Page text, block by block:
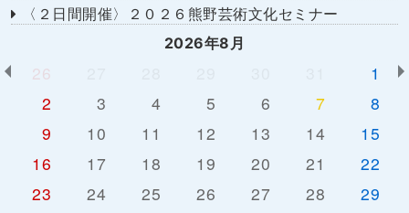
〈２日間開催〉２０２６熊野芸術文化セミナー
2026年8月
26
1
2
3 4 5 6 7
8
9
10 11 12 13 14
15
16
17 18 19 20 21
22
23
24 25 26 27 28
29